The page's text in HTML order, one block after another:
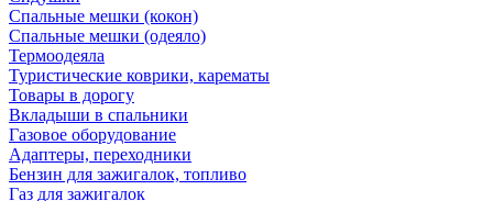
Спальные мешки (кокон)
Спальные мешки (одеяло)
Термоодеяла
Туристические коврики, карематы
Товары в дорогу
Вкладыши в спальники
Газовое оборудование
Адаптеры, переходники
Бензин для зажигалок, топливо
Газ для зажигалок